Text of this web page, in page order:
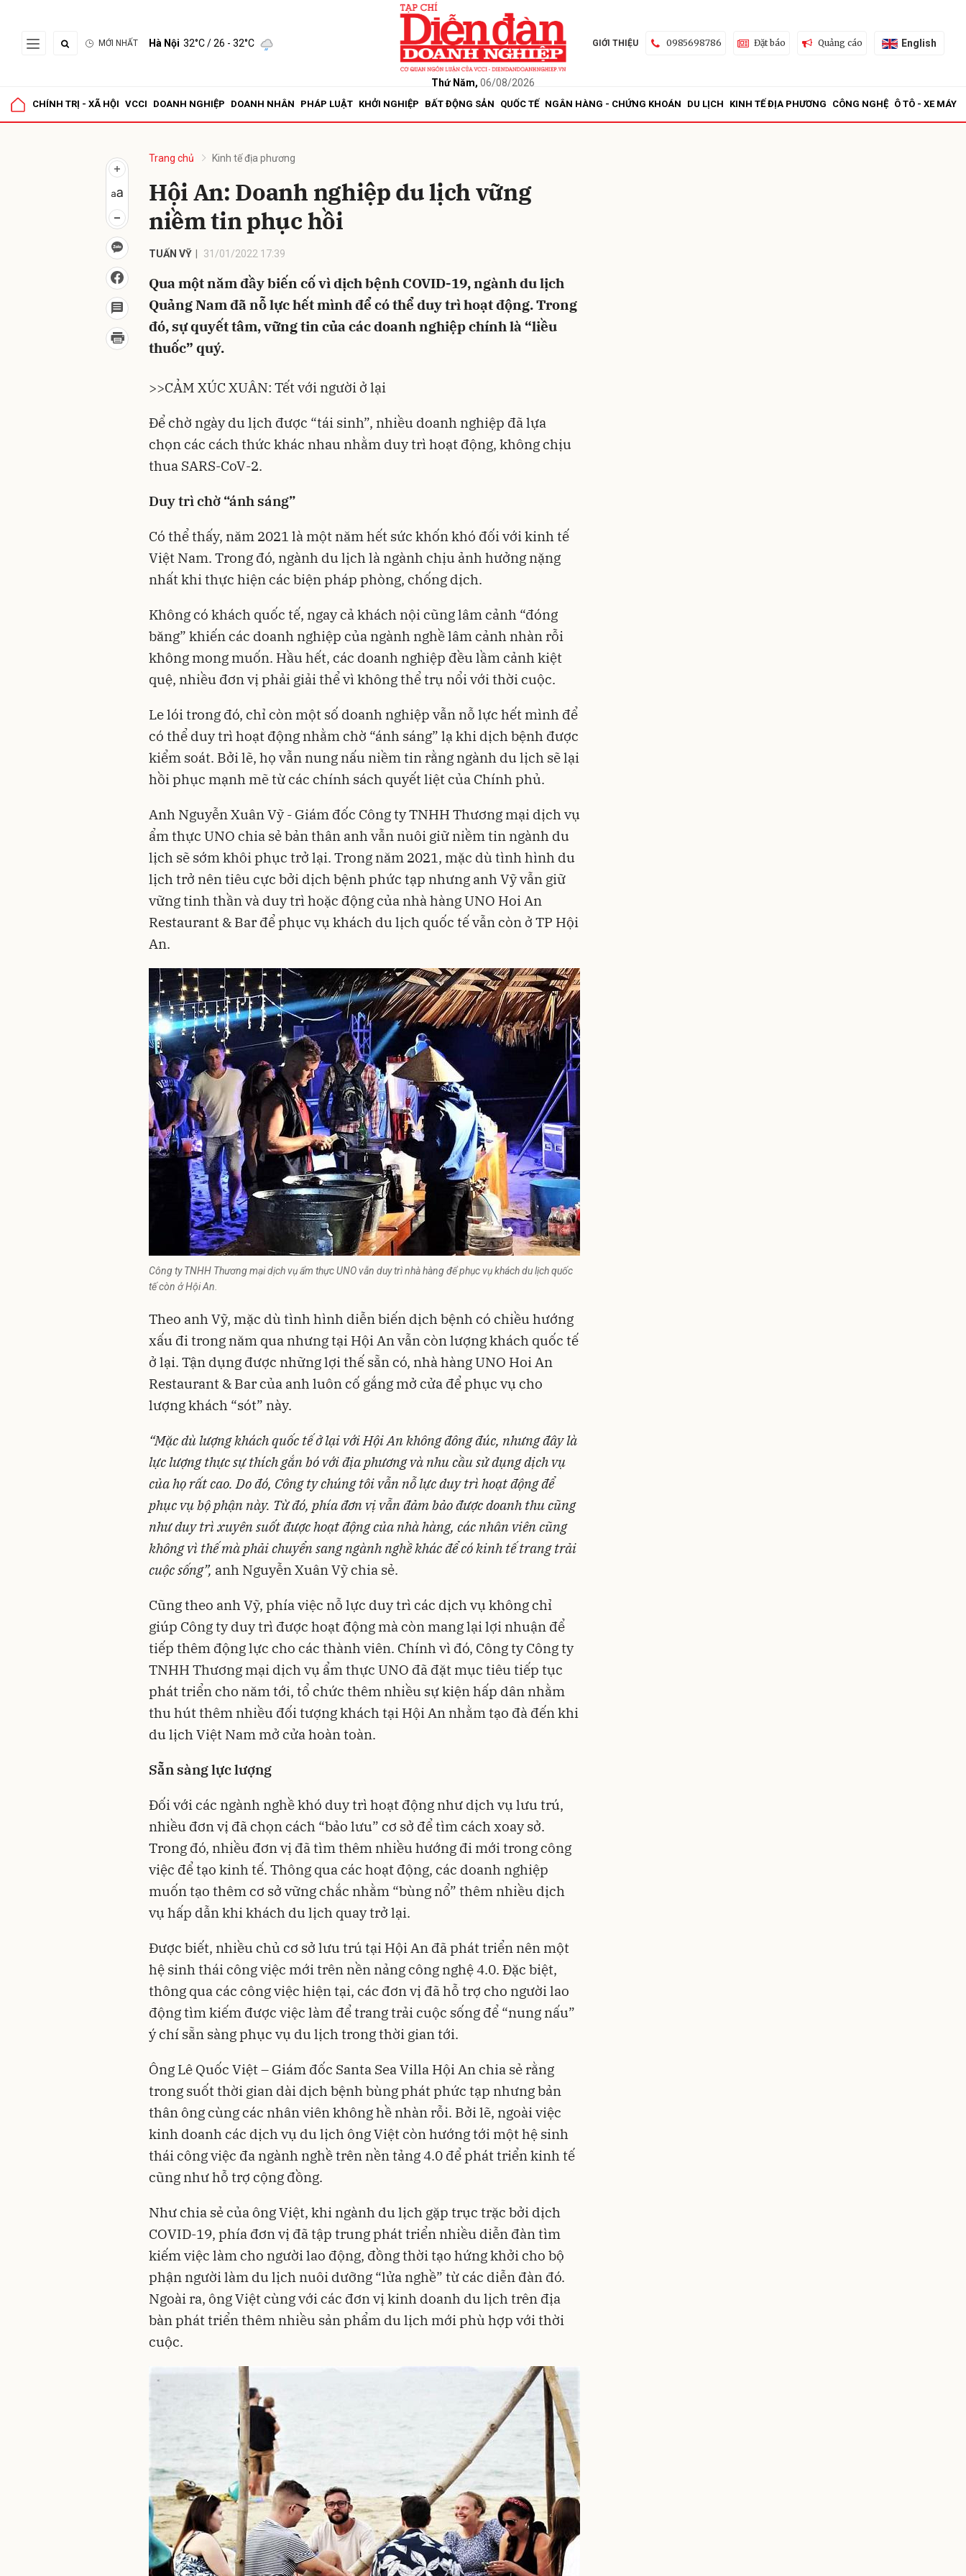
MỚI NHẤT Hà Nội 32°C/ 26 - 32°C
Thứ Năm, 06/08/2026
GIỚI THIỆU 0985698786 Đặt báo Quảng cáo English
CHÍNH TRỊ - XÃ HỘI VCCI DOANH NGHIỆP DOANH NHÂN PHÁP LUẬT KHỞI NGHIỆP BẤT ĐỘNG SẢN QUỐC TẾ NGÂN HÀNG - CHỨNG KHOÁN DU LỊCH KINH TẾ ĐỊA PHƯƠNG CÔNG NGHỆ Ô TÔ - XE MÁY
Trang chủ Kinh tế địa phương
Hội An: Doanh nghiệp du lịch vững
niềm tin phục hồi
TUẤN VỸ 31/01/2022 17:39
Qua một năm đầy biến cố vì dịch bệnh COVID-19, ngành du lịch
Quảng Nam đã nỗ lực hết mình để có thể duy trì hoạt động. Trong
đó, sự quyết tâm, vững tin của các doanh nghiệp chính là “liều
thuốc” quý.
>>CẢM XÚC XUÂN: Tết với người ở lại
Để chờ ngày du lịch được “tái sinh”, nhiều doanh nghiệp đã lựa
chọn các cách thức khác nhau nhằm duy trì hoạt động, không chịu
thua SARS-CoV-2.
Duy trì chờ “ánh sáng”
Có thể thấy, năm 2021 là một năm hết sức khốn khó đối với kinh tế
Việt Nam. Trong đó, ngành du lịch là ngành chịu ảnh hưởng nặng
nhất khi thực hiện các biện pháp phòng, chống dịch.
Không có khách quốc tế, ngay cả khách nội cũng lâm cảnh “đóng
băng” khiến các doanh nghiệp của ngành nghề lâm cảnh nhàn rỗi
không mong muốn. Hầu hết, các doanh nghiệp đều lầm cảnh kiệt
quệ, nhiều đơn vị phải giải thể vì không thể trụ nổi với thời cuộc.
Le lói trong đó, chỉ còn một số doanh nghiệp vẫn nỗ lực hết mình để
có thể duy trì hoạt động nhằm chờ “ánh sáng” lạ khi dịch bệnh được
kiểm soát. Bởi lẽ, họ vẫn nung nấu niềm tin rằng ngành du lịch sẽ lại
hồi phục mạnh mẽ từ các chính sách quyết liệt của Chính phủ.
Anh Nguyễn Xuân Vỹ - Giám đốc Công ty TNHH Thương mại dịch vụ
ẩm thực UNO chia sẻ bản thân anh vẫn nuôi giữ niềm tin ngành du
lịch sẽ sớm khôi phục trở lại. Trong năm 2021, mặc dù tình hình du
lịch trở nên tiêu cực bởi dịch bệnh phức tạp nhưng anh Vỹ vẫn giữ
vững tinh thần và duy trì hoặc động của nhà hàng UNO Hoi An
Restaurant & Bar để phục vụ khách du lịch quốc tế vẫn còn ở TP Hội
An.
Công ty TNHH Thương mại dịch vụ ẩm thực UNO vẫn duy trì nhà hàng để phục vụ khách du lịch quốc
tế còn ở Hội An.
Theo anh Vỹ, mặc dù tình hình diễn biến dịch bệnh có chiều hướng
xấu đi trong năm qua nhưng tại Hội An vẫn còn lượng khách quốc tế
ở lại. Tận dụng được những lợi thế sẵn có, nhà hàng UNO Hoi An
Restaurant & Bar của anh luôn cố gắng mở cửa để phục vụ cho
lượng khách “sót” này.
“Mặc dù lượng khách quốc tế ở lại với Hội An không đông đúc, nhưng đây là
lực lượng thực sự thích gắn bó với địa phương và nhu cầu sử dụng dịch vụ
của họ rất cao. Do đó, Công ty chúng tôi vẫn nỗ lực duy trì hoạt động để
phục vụ bộ phận này. Từ đó, phía đơn vị vẫn đảm bảo được doanh thu cũng
như duy trì xuyên suốt được hoạt động của nhà hàng, các nhân viên cũng
không vì thế mà phải chuyển sang ngành nghề khác để có kinh tế trang trải
cuộc sống”, anh Nguyễn Xuân Vỹ chia sẻ.
Cũng theo anh Vỹ, phía việc nỗ lực duy trì các dịch vụ không chỉ
giúp Công ty duy trì được hoạt động mà còn mang lại lợi nhuận để
tiếp thêm động lực cho các thành viên. Chính vì đó, Công ty Công ty
TNHH Thương mại dịch vụ ẩm thực UNO đã đặt mục tiêu tiếp tục
phát triển cho năm tới, tổ chức thêm nhiều sự kiện hấp dân nhằm
thu hút thêm nhiều đối tượng khách tại Hội An nhằm tạo đà đến khi
du lịch Việt Nam mở cửa hoàn toàn.
Sẵn sàng lực lượng
Đối với các ngành nghề khó duy trì hoạt động như dịch vụ lưu trú,
nhiều đơn vị đã chọn cách “bảo lưu” cơ sở để tìm cách xoay sở.
Trong đó, nhiều đơn vị đã tìm thêm nhiều hướng đi mới trong công
việc để tạo kinh tế. Thông qua các hoạt động, các doanh nghiệp
muốn tạo thêm cơ sở vững chắc nhằm “bùng nổ” thêm nhiều dịch
vụ hấp dẫn khi khách du lịch quay trở lại.
Được biết, nhiều chủ cơ sở lưu trú tại Hội An đã phát triển nên một
hệ sinh thái công việc mới trên nền nảng công nghệ 4.0. Đặc biệt,
thông qua các công việc hiện tại, các đơn vị đã hỗ trợ cho người lao
động tìm kiếm được việc làm để trang trải cuộc sống để “nung nấu”
ý chí sẵn sàng phục vụ du lịch trong thời gian tới.
Ông Lê Quốc Việt – Giám đốc Santa Sea Villa Hội An chia sẻ rằng
trong suốt thời gian dài dịch bệnh bùng phát phức tạp nhưng bản
thân ông cùng các nhân viên không hề nhàn rỗi. Bởi lẽ, ngoài việc
kinh doanh các dịch vụ du lịch ông Việt còn hướng tới một hệ sinh
thái công việc đa ngành nghề trên nền tảng 4.0 để phát triển kinh tế
cũng như hỗ trợ cộng đồng.
Như chia sẻ của ông Việt, khi ngành du lịch gặp trục trặc bởi dịch
COVID-19, phía đơn vị đã tập trung phát triển nhiều diễn đàn tìm
kiếm việc làm cho người lao động, đồng thời tạo hứng khởi cho bộ
phận người làm du lịch nuôi dưỡng “lửa nghề” từ các diễn đàn đó.
Ngoài ra, ông Việt cùng với các đơn vị kinh doanh du lịch trên địa
bàn phát triển thêm nhiều sản phẩm du lịch mới phù hợp với thời
cuộc.